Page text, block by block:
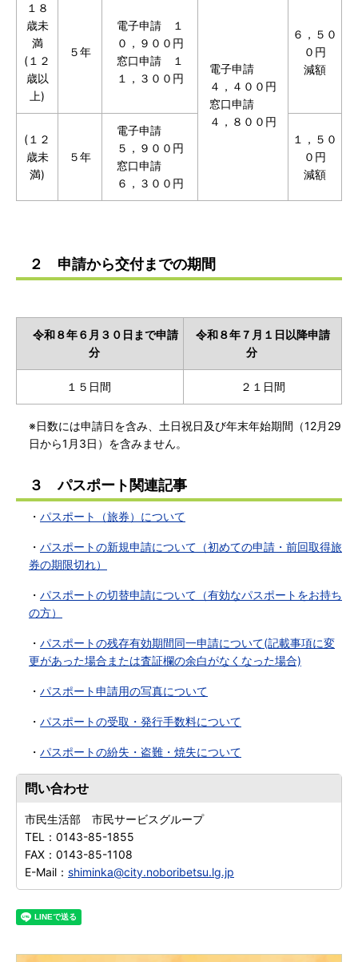
１８
歳未
満
(１２
歳以
上)
５年
電子申請 １
０，９００円
窓口申請 １
１，３００円
電子申請
４，４００円
窓口申請
４，８００円
６，５０
０円
減額
(１２
歳未
満)
５年
電子申請
５，９００円
窓口申請
６，３００円
１，５０
０円
減額
２ 申請から交付までの期間
令和８年６月３０日まで申請
分
令和８年７月１日以降申請
分
１５日間 ２１日間
※日数には申請日を含み、土日祝日及び年末年始期間（12月29
日から1月3日）を含みません。
３ パスポート関連記事
・ パスポート（旅券）について
・ パスポートの新規申請について（初めての申請・前回取得旅
券の期限切れ）
・ パスポートの切替申請について（有効なパスポートをお持ち
の方）
・ パスポートの残存有効期間同一申請について(記載事項に変
更があった場合または査証欄の余白がなくなった場合)
・ パスポート申請用の写真について
・ パスポートの受取・発行手数料について
・ パスポートの紛失・盗難・焼失について
問い合わせ
市民生活部 市民サービスグループ
TEL： 0143-85-1855
FAX： 0143-85-1108
E-Mail： shiminka@city.noboribetsu.lg.jp